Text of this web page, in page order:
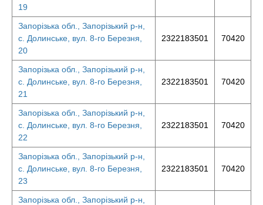
19
Запорізька обл., Запорізький р-н,
с. Долинське, вул. 8-го Березня,
20
2322183501 70420
Запорізька обл., Запорізький р-н,
с. Долинське, вул. 8-го Березня,
21
2322183501 70420
Запорізька обл., Запорізький р-н,
с. Долинське, вул. 8-го Березня,
22
2322183501 70420
Запорізька обл., Запорізький р-н,
с. Долинське, вул. 8-го Березня,
23
2322183501 70420
Запорізька обл., Запорізький р-н,